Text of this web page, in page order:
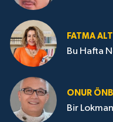
FATMA
Bu Hafta
ONUR
Bir